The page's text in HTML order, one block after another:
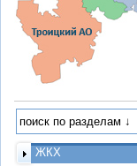
ЖКХ